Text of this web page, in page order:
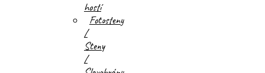
hostí
Fotosteny
/
Steny
/